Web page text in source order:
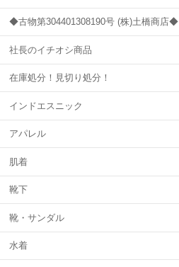
◆古物第304401308190号 (株)土橋商店◆
社長のイチオシ商品
在庫処分！見切り処分！
インドエスニック
アパレル
肌着
靴下
靴・サンダル
水着